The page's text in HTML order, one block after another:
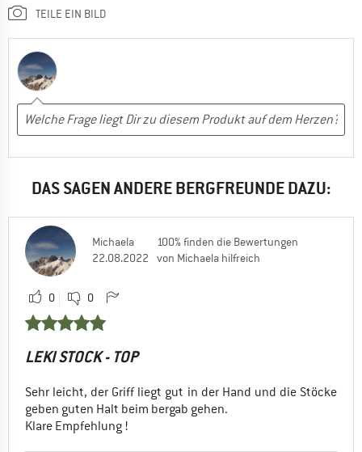
TEILE EIN BILD
DAS SAGEN ANDERE BERGFREUNDE DAZU:
Michaela
22.08.2022
100% finden die Bewertungen
von Michaela hilfreich
0 0
LEKI STOCK - TOP
Sehr leicht, der Griff liegt gut in der Hand und die Stöcke
geben guten Halt beim bergab gehen.
Klare Empfehlung !